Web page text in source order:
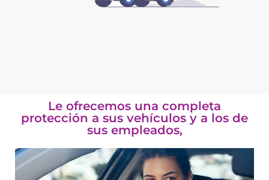
Le ofrecemos una completa
protección a sus vehículos y a los de
sus empleados,